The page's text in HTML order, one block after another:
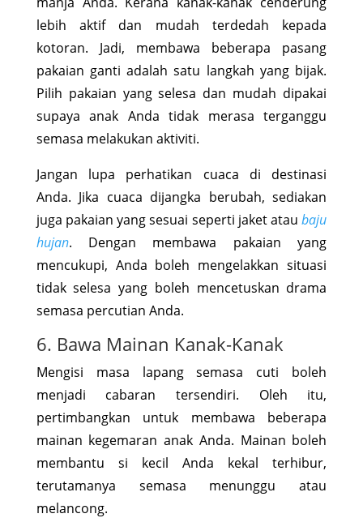
lebih aktif dan mudah terdedah kepada
kotoran. Jadi, membawa beberapa pasang
pakaian ganti adalah satu langkah yang bijak.
Pilih pakaian yang selesa dan mudah dipakai
supaya anak Anda tidak merasa terganggu
semasa melakukan aktiviti.
Jangan lupa perhatikan cuaca di destinasi
Anda. Jika cuaca dijangka berubah, sediakan
juga pakaian yang sesuai seperti jaket ataubaju
hujan. Dengan membawa pakaian yang
mencukupi, Anda boleh mengelakkan situasi
tidak selesa yang boleh mencetuskan drama
semasa percutian Anda.
6. Bawa Mainan Kanak-Kanak
Mengisi masa lapang semasa cuti boleh
menjadi cabaran tersendiri. Oleh itu,
pertimbangkan untuk membawa beberapa
mainan kegemaran anak Anda. Mainan boleh
membantu si kecil Anda kekal terhibur,
terutamanya semasa menunggu atau
melancong.